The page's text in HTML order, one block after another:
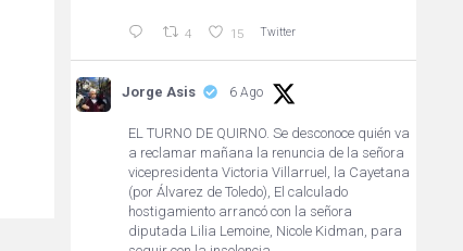
4 15 Twitter
Jorge Asis 6 Ago
EL TURNO DE QUIRNO. Se desconoce quién va
a reclamar mañana la renuncia de la señora
vicepresidenta Victoria Villarruel, la Cayetana
(por Álvarez de Toledo), El calculado
hostigamiento arrancó con la señora
diputada Lilia Lemoine, Nicole Kidman, para